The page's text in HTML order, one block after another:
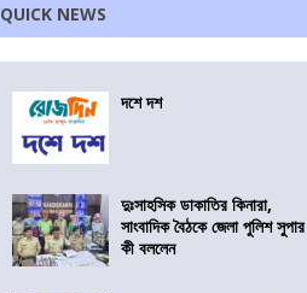
QUICK NEWS
দশে দশ
দুঃসাহসিক ডাকাতির কিনারা,
সাংবাদিক বৈঠকে জেলা পুলিশ সুপার
কী বললেন